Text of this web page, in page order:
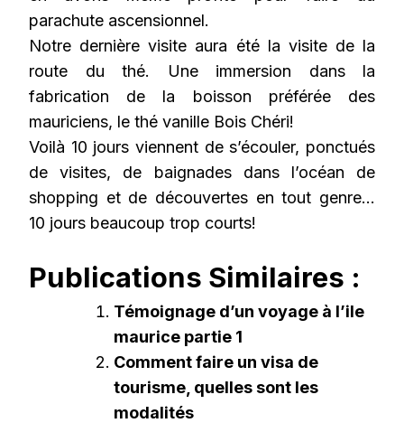
parachute ascensionnel.
Notre dernière visite aura été la visite de la
route du thé. Une immersion dans la
fabrication de la boisson préférée des
mauriciens, le thé vanille Bois Chéri!
Voilà 10 jours viennent de s’écouler, ponctués
de visites, de baignades dans l’océan de
shopping et de découvertes en tout genre…
10 jours beaucoup trop courts!
Publications Similaires :
Témoignage d’un voyage à l’ile
maurice partie 1
Comment faire un visa de
tourisme, quelles sont les
modalités